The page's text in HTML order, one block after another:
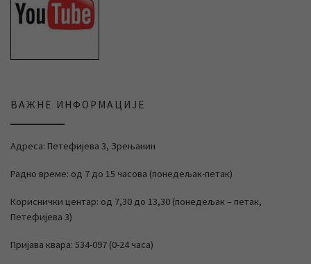
ВАЖНЕ ИНФОРМАЦИЈЕ
Адреса: Петефијева 3, Зрењанин
Радно време: од 7 до 15 часова (понедељак-петак)
Кориснички центар: од 7,30 до 13,30 (понедељак – петак,
Петефијева 3)
Пријава квара: 534-097 (0-24 часа)